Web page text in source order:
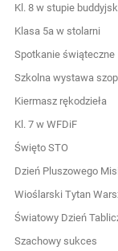
Kl. 8 w stupie
Klasa 5a w stolarni
Spotkanie świąteczne
Szkolna wystawa
Kiermasz rękodzieła
Kl. 7 w WFDiF
Święto STO
Dzień Pluszowego
Wioślarski Tytan
Światowy Dzień
Szachowy sukces